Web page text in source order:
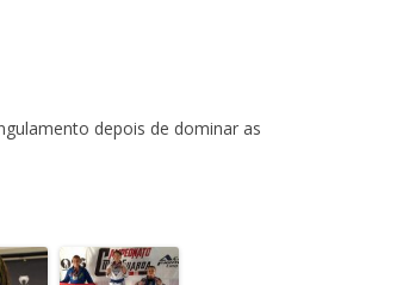
depois de dominar as